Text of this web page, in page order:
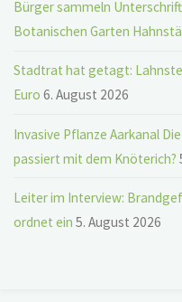
Bürger sammeln
Botanischen Garten
Stadtrat hat getagt:
Euro 6. August 2026
Invasive Pflanze Aarkanal
passiert mit dem Knöterich?
Leiter im Interview:
ordnet ein 5. August 2026